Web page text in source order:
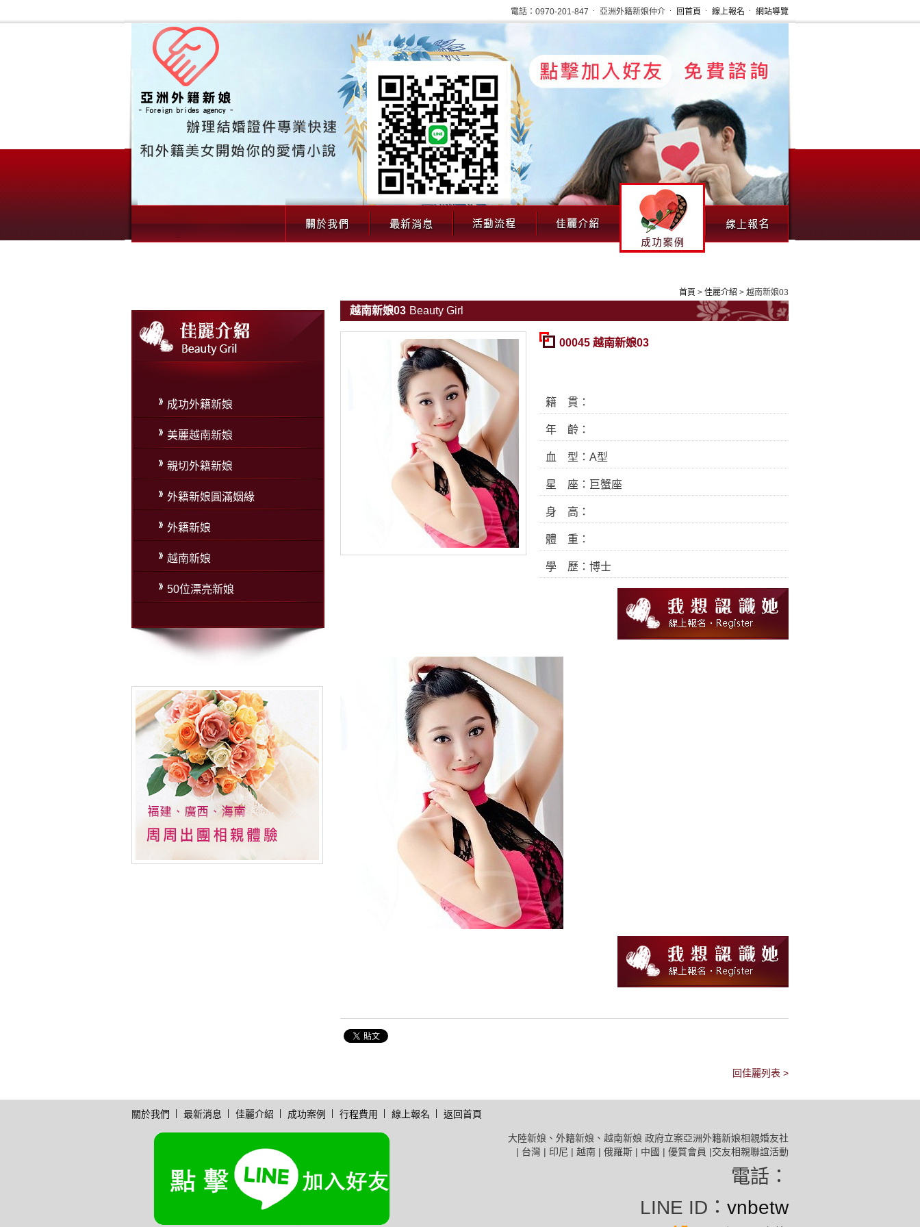
電話：0970-201-847 亞洲外籍新娘仲介 回首頁 線上報名 網站導覽
成功外籍新娘
美麗越南新娘
親切外籍新娘
外籍新娘圓滿姻緣
外籍新娘
越南新娘
50位漂亮新娘
首頁 > 佳麗介紹 > 越南新娘03
越南新娘03 Beauty Girl
00045 越南新娘03
籍 貫：
年 齡：
血 型：A型
星 座：巨蟹座
身 高：
體 重：
學 歷：博士
回佳麗列表 >
關於我們 最新消息 佳麗介紹 成功案例 行程費用 線上報名 返回首頁
大陸新娘、外籍新娘、越南新娘 政府立案亞洲外籍新娘相親婚友社
| 台灣 | 印尼 | 越南 | 俄羅斯 | 中國 | 優質會員 |交友相親聯誼活動
電話：
LINE ID： vnbetw